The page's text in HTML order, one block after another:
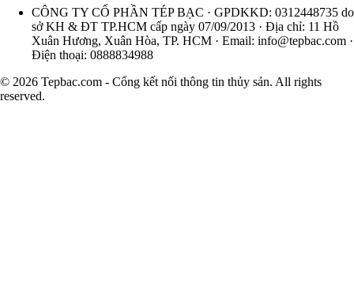
CÔNG TY CỔ PHẦN TÉP BẠC · GPDKKD: 0312448735 do
sở KH & ĐT TP.HCM cấp ngày 07/09/2013 · Địa chỉ: 11 Hồ
Xuân Hương, Xuân Hòa, TP. HCM · Email: info@tepbac.com ·
Điện thoại: 0888834988
© 2026 Tepbac.com - Cổng kết nối thông tin thủy sản. All rights
reserved.